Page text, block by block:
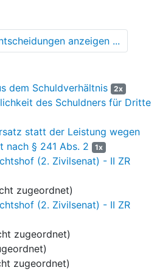
lassen müsse, mangele es an einer
ausgestalteten Beziehung
Der Beklagte zu 1 habe weder
von ihm beauftragten
aus Prospekthaftung im engeren
bestünden nicht.
halten revisionsrechtlicher
Das Berufungsgericht hat eine
1 aus Prospekthaftung im weiteren
Unrecht abgelehnt. Entgegen der
sind dem Beklagten zu 1 als
der V. -KG etwaige fehlerhafte
den Risiken der Anlage nach§ 278
im weiteren Sinne ist ein
Haftung für Verschulden bei
anzeigen ...
dem Schuldverhältnis 2x
des Schuldners für Dritte
statt der Leistung wegen
nach § 241 Abs. 2
1x
(2. Zivilsenat) - II ZR
zugeordnet)
(2. Zivilsenat) - II ZR
zugeordnet)
zugeordnet)